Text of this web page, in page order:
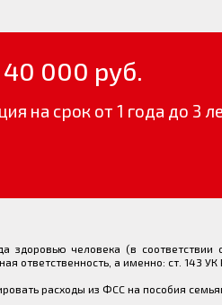
000 руб.
на срок от 1 года до 3
здоровью человека (в
ответственность, а именно: ст. 143
расходы из ФСС на пособия